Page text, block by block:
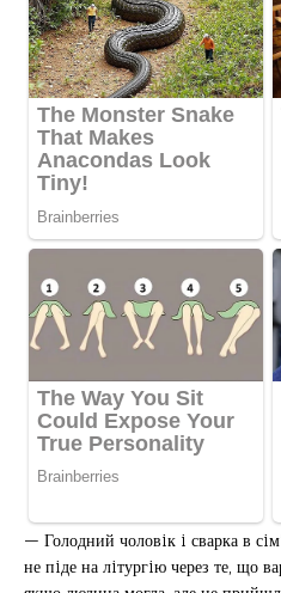
— Голодний чоловiк i сварка в
не пiде на лiтургiю через те, що